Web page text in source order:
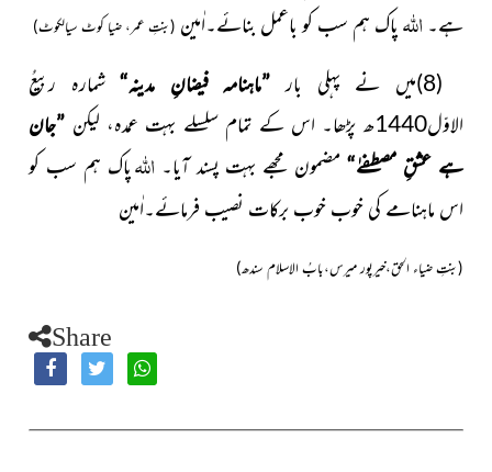
ہے۔ اللہ پاک ہم سب کو باعمل بنائے۔اٰمین (بنتِ عمر، ضیا کوٹ سیالکوٹ)
(8)میں نے پہلی بار ”ماہنامہ فیضانِ مدینہ“شمارہ
ربیعُ
الاوّل1440ھ
پڑھا۔ اس کے تمام سلسلے بہت عمدہ، لیکن ”جان
ہے عشقِ مصطفےٰ“مضمون مجھے بہت پسند آیا۔ اللہ پاک ہم سب کو
اس ماہنامے کی خوب خوب برکات نصیب فرمائے۔اٰمین
(بنتِ ضیاء الحق،خیرپور میرس،بابُ الاسلام سندھ)
Share